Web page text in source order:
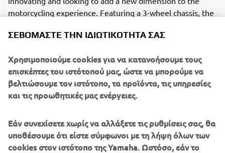
motorcycling experience. Featuring a 3-wheel chassis, the
supreme long distance comfort together with outstanding
making it the ideal official support vehicle for the wide
variety of challenging terrain and changing weather
conditions experienced during the Tour de France.
and race fans can find up to the minute information on
each stage by following Yamaha's social media channels.
ΣΕΒΌΜΑΣΤΕ ΤΗΝ ΙΔΙΩΤΙΚΌΤΗΤΆ ΣΑΣ
Χρησιμοποιούμε cookies για να κατανοήσουμε τους
επισκέπτες του ιστότοπού μας, ώστε να μπορούμε να
βελτιώσουμε τον ιστότοπο, τα προϊόντα, τις υπηρεσίες
και τις προωθητικές μας ενέργειες.
Εάν συνεχίσετε χωρίς να αλλάξετε τις ρυθμίσεις σας, θα
υποθέσουμε ότι είστε σύμφωνοι με τη λήψη όλων των
cookies στον ιστότοπο της Yamaha. Ωστόσο, εάν το